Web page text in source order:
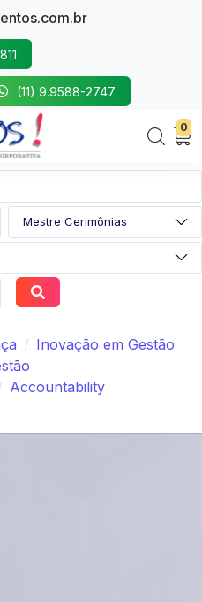
(11) 9.9588-2747
0
Inovação em Gestão
Accountability